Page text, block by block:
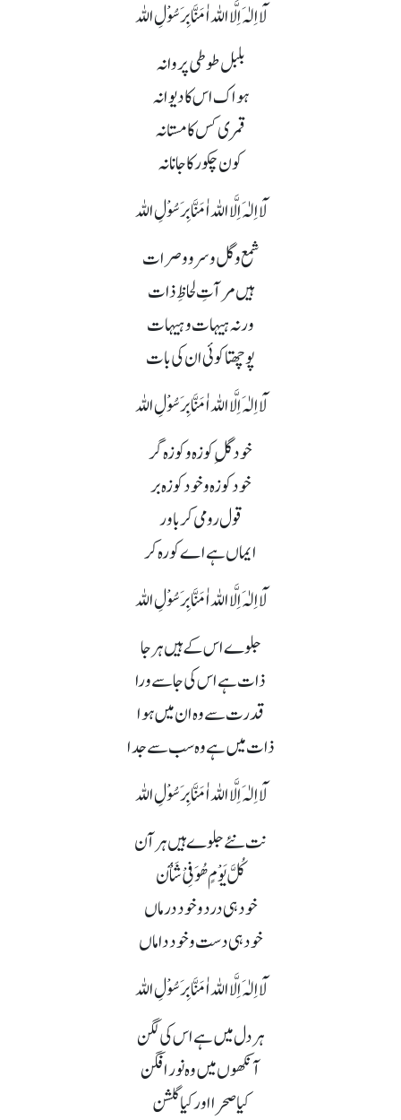
لَآ اِلٰہَ اِلَّا اللہ اٰمَنَّا بِرَسُوْلِ اللہ
بلبل طوطی پروانہ
ہو اک اس کا دیوانہ
قمری کس کا مستانہ
کون چکور کا جانانہ
لَآ اِلٰہَ اِلَّا اللہ اٰمَنَّا بِرَسُوْلِ اللہ
شمع و گل و سرو و صرات
ہیں مرآتِ لحاظِ ذات
ورنہ ہیہات و ہیہات
پوچھتا کوئی ان کی بات
لَآ اِلٰہَ اِلَّا اللہ اٰمَنَّا بِرَسُوْلِ اللہ
خود گلِ کوزہ و کوزہ گر
خود کوزہ و خود کوزہ بر
قول رومی کر باور
ایماں ہے اے کورہ کر
لَآ اِلٰہَ اِلَّا اللہ اٰمَنَّا بِرَسُوْلِ اللہ
جلوے اس کے ہیں ہر جا
ذات ہے اس کی جا سے ورا
قدرت سے وہ ان میں ہوا
ذات میں ہے وہ سب سے جدا
لَآ اِلٰہَ اِلَّا اللہ اٰمَنَّا بِرَسُوْلِ اللہ
نت نئے جلوے ہیں ہر آن
کُلَّ یَوْمٍ ھُوَ فِیْ شَأْن
خود ہی درد و خود درماں
خود ہی دست و خود داماں
لَآ اِلٰہَ اِلَّا اللہ اٰمَنَّا بِرَسُوْلِ اللہ
ہر دل میں ہے اس کی لگن
آنکھوں میں وہ نور افگن
کیا صحرا اور کیا گلشن